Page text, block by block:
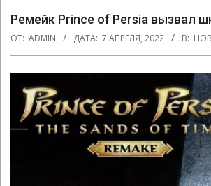
Ремейк Prince of Persia вызвал
ОТ: ADMIN ДАТА: 7 АПРЕЛЯ, 2022 В: